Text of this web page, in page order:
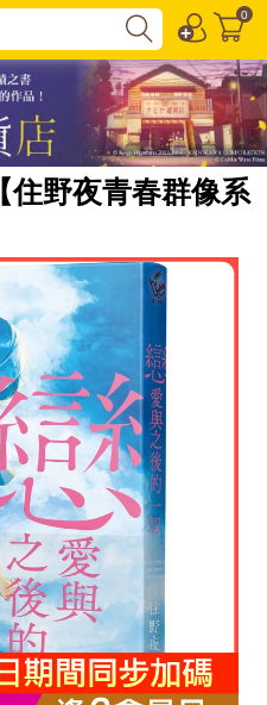
0
住野夜青春群像系